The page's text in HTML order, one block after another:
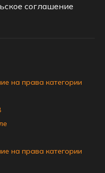
соглашение
на права категории
на права категории